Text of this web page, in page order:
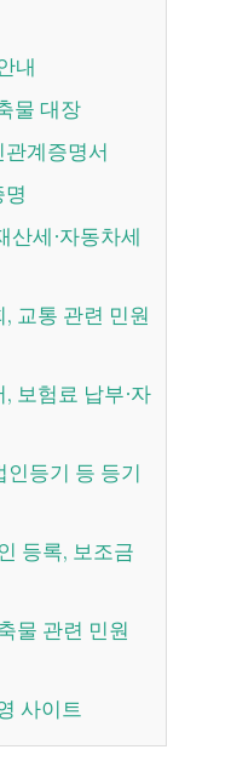
내
물 대장
관계증명서
명
사이트